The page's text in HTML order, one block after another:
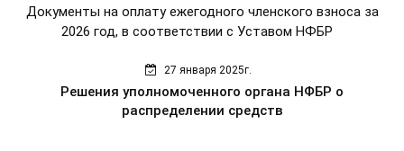
Документы на оплату ежегодного членского взноса за
2026 год, в соответствии с Уставом НФБР
27 января 2025г.
Решения уполномоченного органа НФБР о
распределении средств